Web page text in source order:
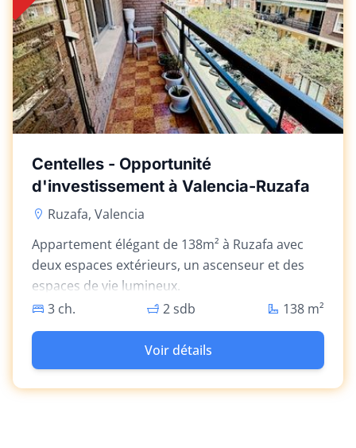
Centelles - Opportunité
d'investissement à Valencia-Ruzafa
Ruzafa, Valencia
Appartement élégant de 138m² à Ruzafa avec
deux espaces extérieurs, un ascenseur et des
espaces de vie lumineux.
3 ch.
2 sdb 138 m²
Voir détails